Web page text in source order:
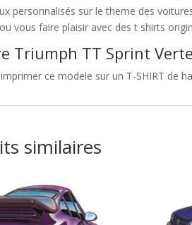
personnalisés sur le theme des
vous faire plaisir avec des t shirts
Triumph TT Sprint Verte
ce modele sur un T-SHIRT de
similaires